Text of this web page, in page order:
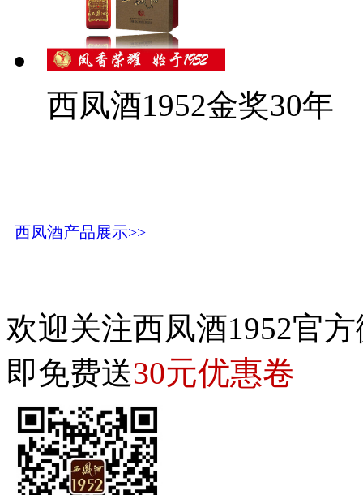
西凤酒1952金奖30年
西凤酒产品展示>>
欢迎关注西凤酒1952官
即免费送30元优惠卷